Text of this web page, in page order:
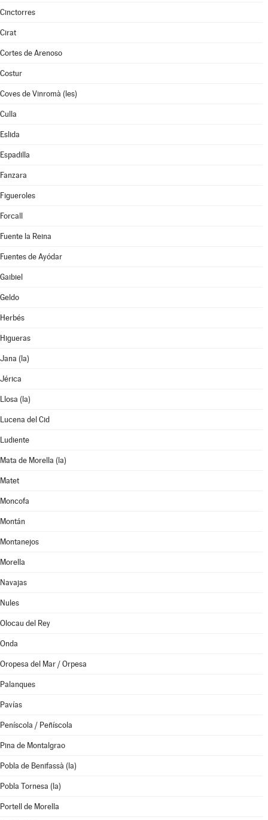
Cinctorres
Cirat
Cortes de Arenoso
Costur
Coves de Vinromà (les)
Culla
Eslida
Espadilla
Fanzara
Figueroles
Forcall
Fuente la Reina
Fuentes de Ayódar
Gaibiel
Geldo
Herbés
Higueras
Jana (la)
Jérica
Llosa (la)
Lucena del Cid
Ludiente
Mata de Morella (la)
Matet
Moncofa
Montán
Montanejos
Morella
Navajas
Nules
Olocau del Rey
Onda
Oropesa del Mar / Orpesa
Palanques
Pavías
Peníscola / Peñíscola
Pina de Montalgrao
Pobla de Benifassà (la)
Pobla Tornesa (la)
Portell de Morella